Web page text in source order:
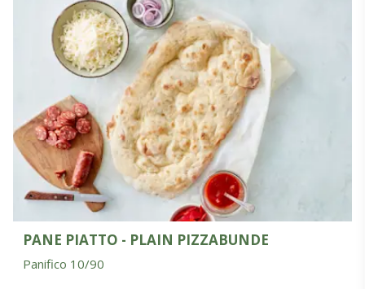
PANE PIATTO - PLAIN PIZZABUNDE
Panifico 10/90